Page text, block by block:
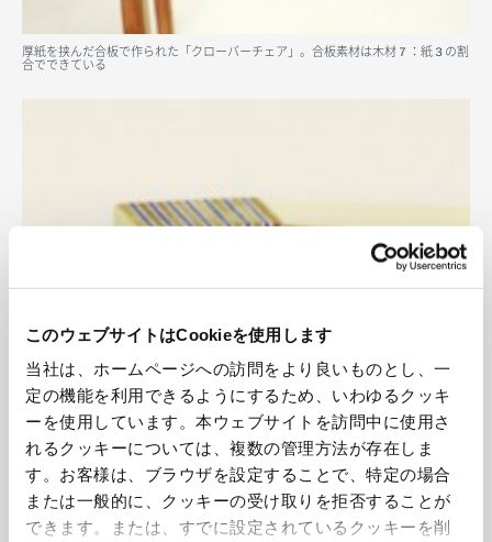
このウェブサイトはCookieを使用します
当社は、ホームページへの訪問をより良いものとし、一
定の機能を利用できるようにするため、いわゆるクッキ
ーを使用しています。本ウェブサイトを訪問中に使用さ
れるクッキーについては、複数の管理方法が存在しま
す。お客様は、ブラウザを設定することで、特定の場合
または一般的に、クッキーの受け取りを拒否することが
できます。または、すでに設定されているクッキーを削
厚紙を挟んだ合板で作られた「クローバーチェア」。合板素材は木材７：紙３の割
合でできている
オレンジやブルーの部分は厚紙「クローバーボード」によるもの。鮮やかな色合い
が木材にポップな表情を添える